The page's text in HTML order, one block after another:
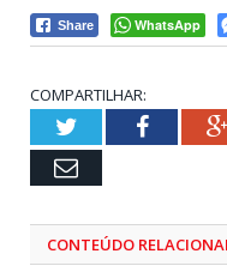
Share WhatsApp
COMPARTILHAR:
Twitter
Email
CONTEÚDO